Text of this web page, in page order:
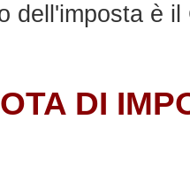
dell'imposta è
DI